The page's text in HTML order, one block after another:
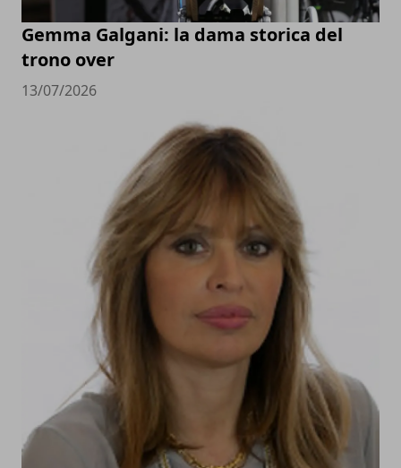
Gemma Galgani: la dama storica del
trono over
13/07/2026